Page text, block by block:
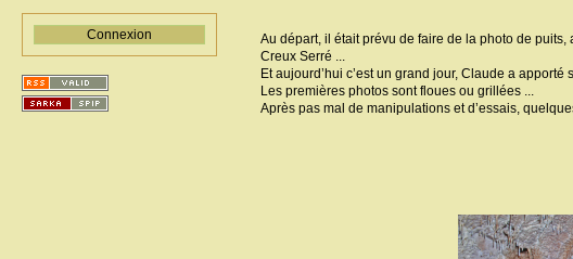
Au départ, il était prévu de faire de la photo de
Creux Serré ...
Et aujourd’hui c’est un grand jour, Claude a
Les premières photos sont floues ou grillées ...
Après pas mal de manipulations et d’essais,
Connexion